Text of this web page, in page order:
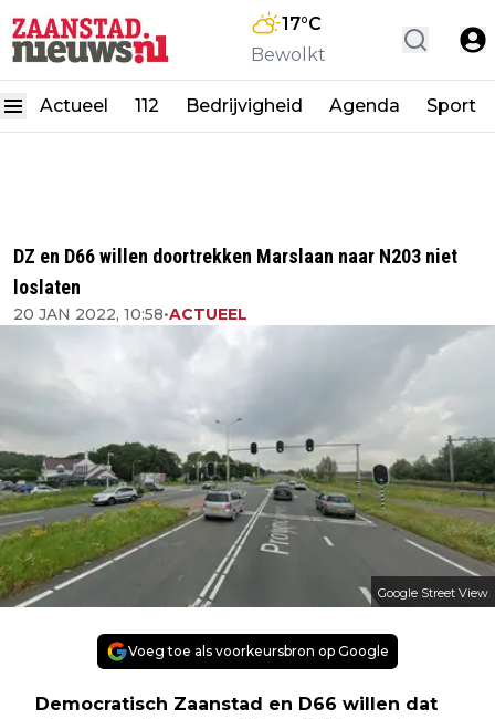
17°C
Bewolkt
Actueel 112 Bedrijvigheid Agenda Sport
DZ en D66 willen doortrekken Marslaan naar N203 niet
loslaten
20 JAN 2022, 10:58•ACTUEEL
Google Street View
Voeg toe als voorkeursbron op Google
Democratisch Zaanstad en D66 willen dat